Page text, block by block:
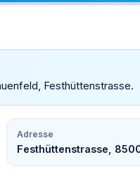
Festhüttenstrasse.
Adresse
Festhüttenstrasse,